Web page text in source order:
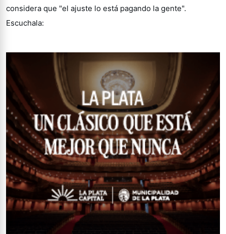
considera que "el ajuste lo está pagando la gente".
Escuchala: